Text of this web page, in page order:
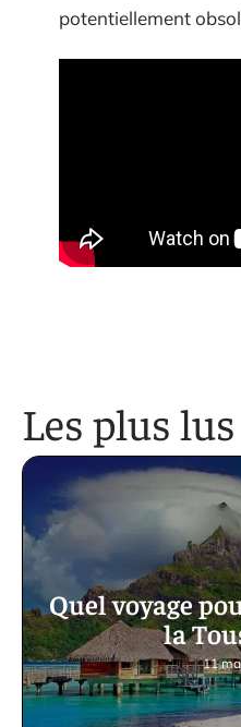
potentiellement
Les plus lus
Quel voyage
la
11